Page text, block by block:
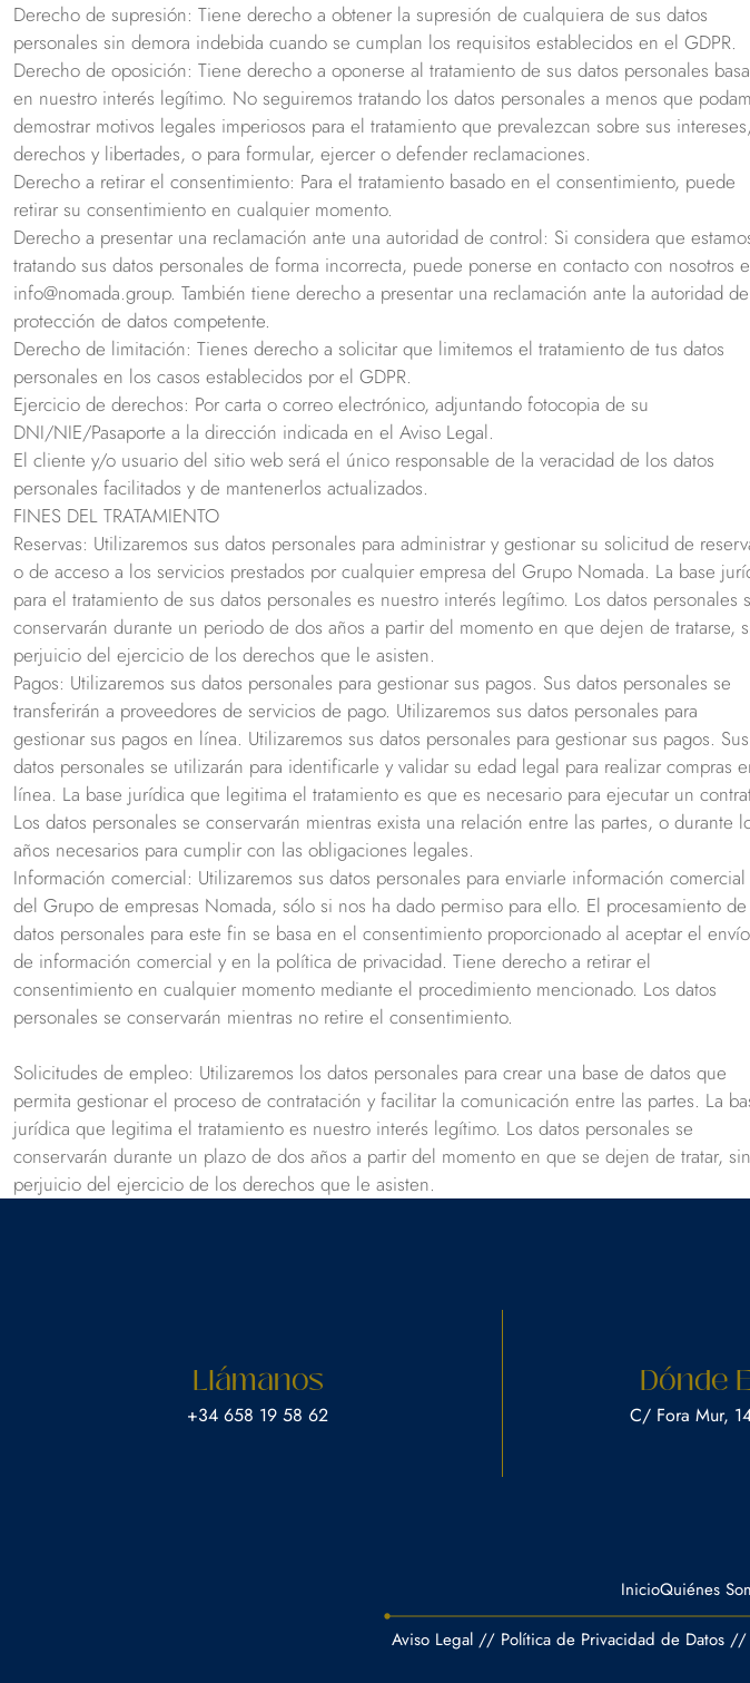
Derecho de supresión: Tiene derecho a obtener la supresión de cualquiera de sus datos
personales sin demora indebida cuando se cumplan los requisitos establecidos en el GDPR.
Derecho de oposición: Tiene derecho a oponerse al tratamiento de sus datos personales
en nuestro interés legítimo. No seguiremos tratando los datos personales a menos que
demostrar motivos legales imperiosos para el tratamiento que prevalezcan sobre sus intereses,
derechos y libertades, o para formular, ejercer o defender reclamaciones.
Derecho a retirar el consentimiento: Para el tratamiento basado en el consentimiento, puede
retirar su consentimiento en cualquier momento.
Derecho a presentar una reclamación ante una autoridad de control: Si considera que
tratando sus datos personales de forma incorrecta, puede ponerse en contacto con nosotros
info@nomada.group. También tiene derecho a presentar una reclamación ante la autoridad de
protección de datos competente.
Derecho de limitación: Tienes derecho a solicitar que limitemos el tratamiento de tus datos
personales en los casos establecidos por el GDPR.
Ejercicio de derechos: Por carta o correo electrónico, adjuntando fotocopia de su
DNI/NIE/Pasaporte a la dirección indicada en el Aviso Legal.
El cliente y/o usuario del sitio web será el único responsable de la veracidad de los datos
personales facilitados y de mantenerlos actualizados.
FINES DEL TRATAMIENTO
Reservas: Utilizaremos sus datos personales para administrar y gestionar su solicitud de
o de acceso a los servicios prestados por cualquier empresa del Grupo Nomada. La base
para el tratamiento de sus datos personales es nuestro interés legítimo. Los datos personales
conservarán durante un periodo de dos años a partir del momento en que dejen de tratarse,
perjuicio del ejercicio de los derechos que le asisten.
Pagos: Utilizaremos sus datos personales para gestionar sus pagos. Sus datos personales se
transferirán a proveedores de servicios de pago. Utilizaremos sus datos personales para
gestionar sus pagos en línea. Utilizaremos sus datos personales para gestionar sus pagos. Sus
datos personales se utilizarán para identificarle y validar su edad legal para realizar compras
línea. La base jurídica que legitima el tratamiento es que es necesario para ejecutar un
Los datos personales se conservarán mientras exista una relación entre las partes, o durante
años necesarios para cumplir con las obligaciones legales.
Información comercial: Utilizaremos sus datos personales para enviarle información comercial
del Grupo de empresas Nomada, sólo si nos ha dado permiso para ello. El procesamiento de
datos personales para este fin se basa en el consentimiento proporcionado al aceptar el envío
de información comercial y en la política de privacidad. Tiene derecho a retirar el
consentimiento en cualquier momento mediante el procedimiento mencionado. Los datos
personales se conservarán mientras no retire el consentimiento.
Solicitudes de empleo: Utilizaremos los datos personales para crear una base de datos que
permita gestionar el proceso de contratación y facilitar la comunicación entre las partes. La
jurídica que legitima el tratamiento es nuestro interés legítimo. Los datos personales se
conservarán durante un plazo de dos años a partir del momento en que se dejen de tratar, sin
perjuicio del ejercicio de los derechos que le asisten.
Llámanos
‎+34 658 19 58 62
Dónde
C/ Fora Mur,
InicioQuiénes
Aviso Legal // Política de Privacidad de Datos //